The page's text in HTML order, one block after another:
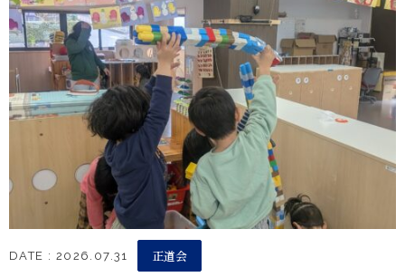
DATE : 2026.07.31 正道会